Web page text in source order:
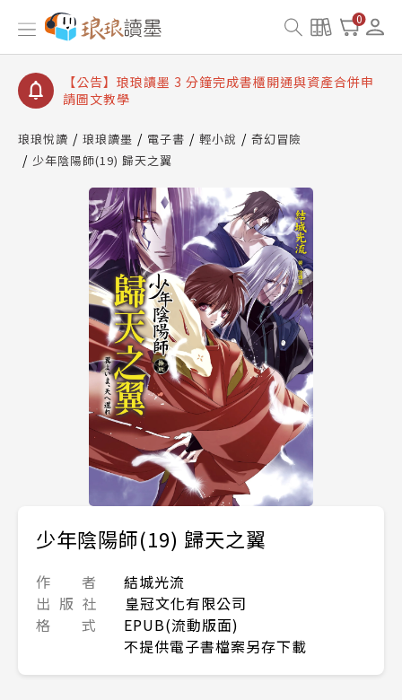
0
【公告】琅琅讀墨數位閱讀資產合併與書櫃開通申請
【公告】琅琅讀墨書櫃開通常見問題
【公告】琅琅讀墨 3 分鐘完成書櫃開通與資產合併申
請圖文教學
查詢
【公告】琅琅讀墨數位閱讀資產合併與書櫃開通申請
琅琅悅讀 琅琅讀墨 電子書 輕小說
奇幻冒險
少年陰陽師(19) 歸天之翼
少年陰陽師(19) 歸天之翼
作 者
結城光流
出 版 社
皇冠文化有限公司
格 式
EPUB(流動版面)
不提供電子書檔案另存下載